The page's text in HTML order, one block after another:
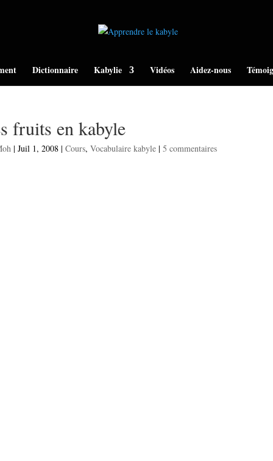
Dictionnaire Kabylie Vidéos Aidez-nous
fruits en kabyle
| Juil 1, 2008| Cours, Vocabulaire kabyle| 5 commentaires